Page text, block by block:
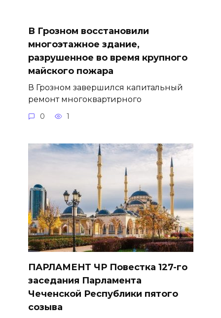
В Грозном восстановили
многоэтажное здание,
разрушенное во время крупного
майского пожара
В Грозном завершился капитальный
ремонт многоквартирного
0 1
ПАРЛАМЕНТ ЧР Повестка 127-го
заседания Парламента
Чеченской Республики пятого
созыва